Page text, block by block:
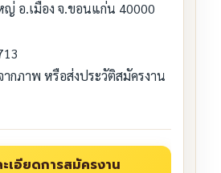
ญ่ อ.เมือง จ.ขอนแก่น 40000
ากภาพ หรือส่งประวัติสมัครงาน